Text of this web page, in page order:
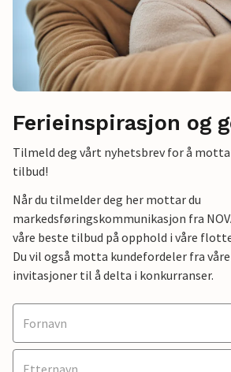
Ferieinspirasjon og
Tilmeld deg vårt nyhetsbrev for å
tilbud!
Når du tilmelder deg her mottar du
markedsføringskommunikasjon fra
våre beste tilbud på opphold i våre
Du vil også motta kundefordeler fra
invitasjoner til å delta i konkurranser.